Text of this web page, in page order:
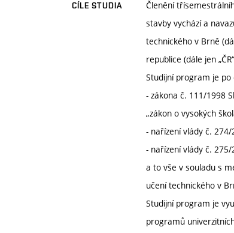
CÍLE STUDIA
Členění
stavby vychází a
technického v Brně
republice (dále jen
Studijní program je po
- zákona č. 111/1998
„zákon o vysokých
- nařízení vlády č.
- nařízení vlády č.
a to vše v souladu s
učení technického v
Studijní program je
programů